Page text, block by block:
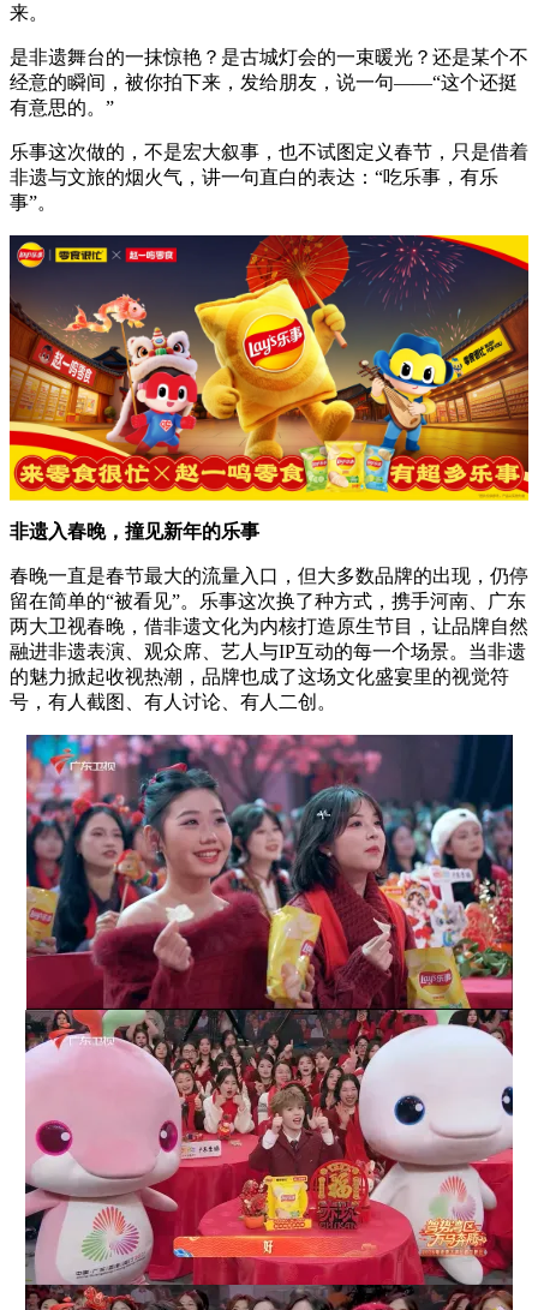
来。
是非遗舞台的一抹惊艳？是古城灯会的一束暖光？还是某个不
经意的瞬间，被你拍下来，发给朋友，说一句——“这个还挺
有意思的。”
乐事这次做的，不是宏大叙事，也不试图定义春节，只是借着
非遗与文旅的烟火气，讲一句直白的表达：“吃乐事，有乐
事”。
非遗入春晚，撞见新年的乐事
春晚一直是春节最大的流量入口，但大多数品牌的出现，仍停
留在简单的“被看见”。乐事这次换了种方式，携手河南、广东
两大卫视春晚，借非遗文化为内核打造原生节目，让品牌自然
融进非遗表演、观众席、艺人与IP互动的每一个场景。当非遗
的魅力掀起收视热潮，品牌也成了这场文化盛宴里的视觉符
号，有人截图、有人讨论、有人二创。